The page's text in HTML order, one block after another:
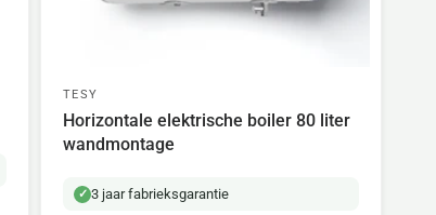
TESY
Horizontale elektrische boiler 80 liter
wandmontage
3 jaar fabrieksgarantie